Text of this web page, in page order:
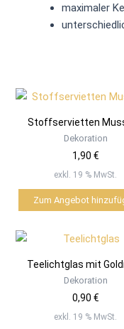
maximaler
Stoffservietten
Dekoration
1,90 €
exkl. 19 % MwSt.
Zum Angebot
Teelichtglas mit
Dekoration
0,90 €
exkl. 19 % MwSt.